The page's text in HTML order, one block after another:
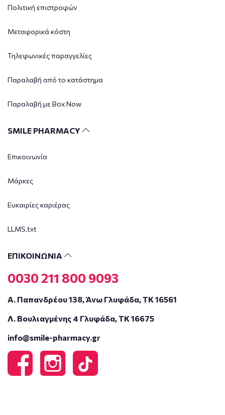
Πολιτική επιστροφών
Μεταφορικά κόστη
Τηλεφωνικές παραγγελίες
Παραλαβή από το κατάστημα
Παραλαβή με Box Now
SMILE PHARMACY
Επικοινωνία
Μάρκες
Ευκαιρίες καριέρας
LLMS.txt
ΕΠΙΚΟΙΝΩΝΙΑ
0030 211 800 9093
Α. Παπανδρέου 138, Άνω Γλυφάδα, ΤΚ 16561
Λ. Βουλιαγμένης 4 Γλυφάδα, ΤΚ 16675
info@smile-pharmacy.gr